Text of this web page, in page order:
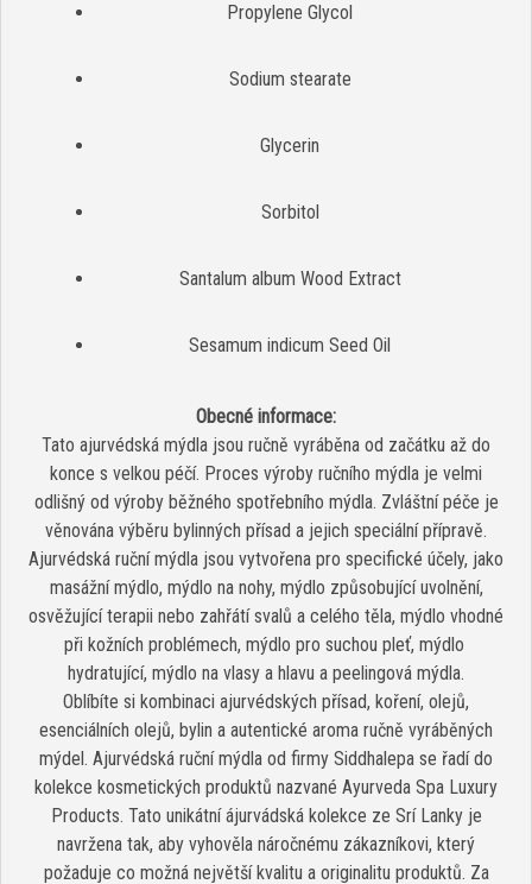
Propylene Glycol
Sodium stearate
Glycerin
Sorbitol
Santalum album Wood Extract
Sesamum indicum Seed Oil
Obecné informace:
Tato ajurvédská mýdla jsou ručně vyráběna od začátku až do
konce s velkou péčí. Proces výroby ručního mýdla je velmi
odlišný od výroby běžného spotřebního mýdla. Zvláštní péče je
věnována výběru bylinných přísad a jejich speciální přípravě.
Ajurvédská ruční mýdla jsou vytvořena pro specifické účely, jako
masážní mýdlo, mýdlo na nohy, mýdlo způsobující uvolnění,
osvěžující terapii nebo zahřátí svalů a celého těla, mýdlo vhodné
při kožních problémech, mýdlo pro suchou pleť, mýdlo
hydratující, mýdlo na vlasy a hlavu a peelingová mýdla.
Oblíbíte si kombinaci ajurvédských přísad, koření, olejů,
esenciálních olejů, bylin a autentické aroma ručně vyráběných
mýdel. Ajurvédská ruční mýdla od firmy Siddhalepa se řadí do
kolekce kosmetických produktů nazvané Ayurveda Spa Luxury
Products. Tato unikátní ájurvádská kolekce ze Srí Lanky je
navržena tak, aby vyhověla náročnému zákazníkovi, který
požaduje co možná největší kvalitu a originalitu produktů. Za